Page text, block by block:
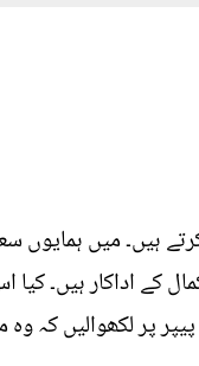
ہیں۔ میں
اداکار ہیں۔
پر لکھوالیں کہ